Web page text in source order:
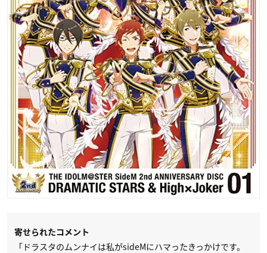
寄せられたコメント
「ドラスタのムンナイは私がsideMにハマったきっかけです。